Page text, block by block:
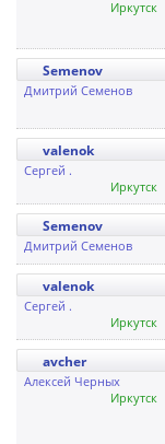
Иркутск
Semenov
Дмитрий Семенов
valenok
Сергей .
Иркутск
Semenov
Дмитрий Семенов
valenok
Сергей .
Иркутск
avcher
Алексей Черных
Иркутск